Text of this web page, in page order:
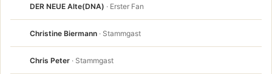
DER NEUE Alte(DNA) · Erster Fan
Christine Biermann · Stammgast
Chris Peter · Stammgast